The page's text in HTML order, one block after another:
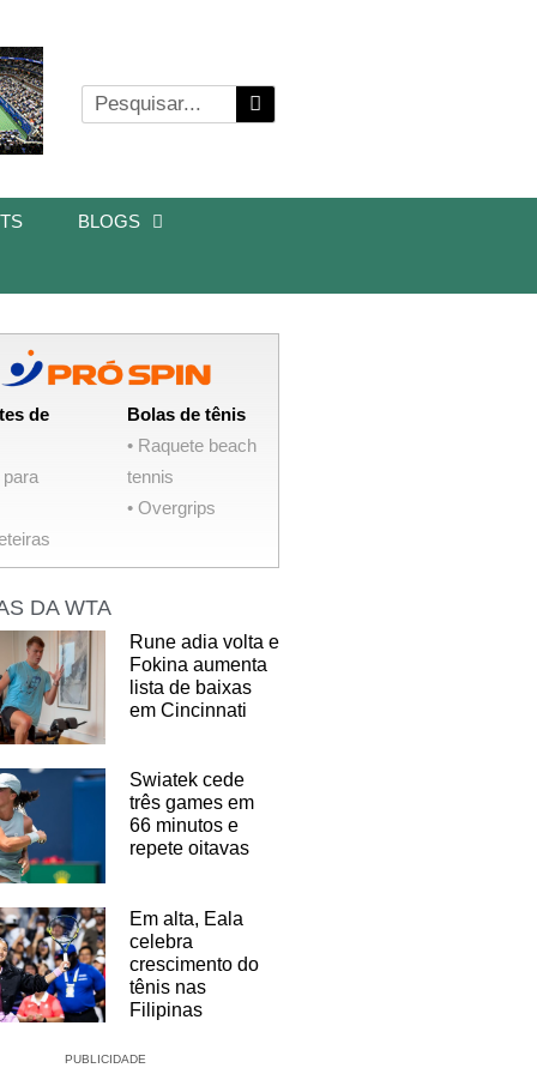
BLOGS
de
para
Bolas de tênis
• Raquete beach
tennis
• Overgrips
DA WTA
Rune adia volta e
Fokina aumenta
lista de baixas
em Cincinnati
Swiatek cede
três games em
66 minutos e
repete oitavas
Em alta, Eala
celebra
crescimento do
tênis nas
Filipinas
PUBLICIDADE